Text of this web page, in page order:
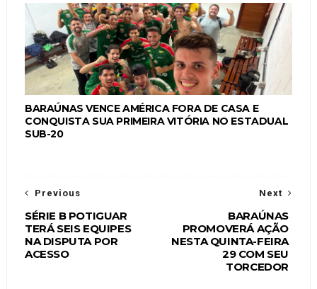
BARAÚNAS VENCE AMÉRICA FORA DE CASA E
CONQUISTA SUA PRIMEIRA VITÓRIA NO ESTADUAL
SUB-20
Next
BARAÚNAS
PROMOVERÁ AÇÃO
NESTA QUINTA-FEIRA
29 COM SEU
TORCEDOR
Previous
SÉRIE B POTIGUAR
TERÁ SEIS EQUIPES
NA DISPUTA POR
ACESSO